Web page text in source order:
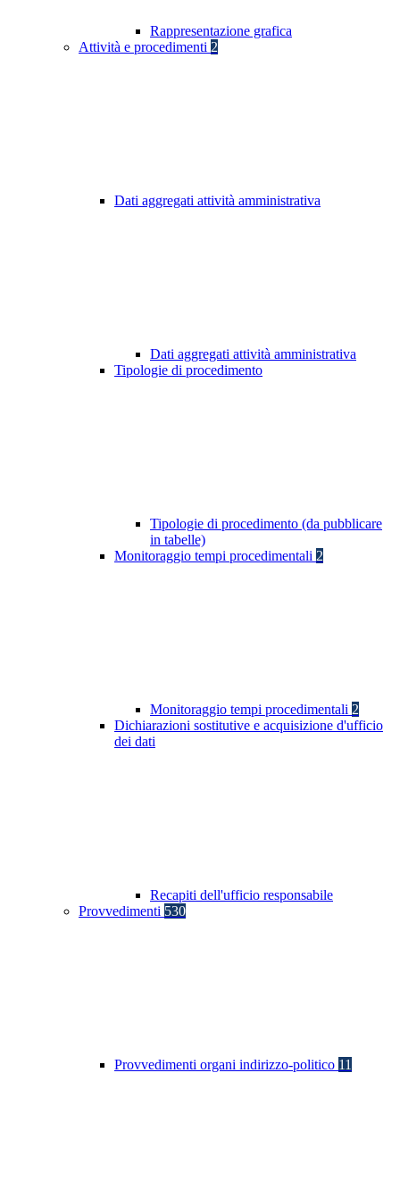
Rappresentazione grafica
Attività e procedimenti 2
Dati aggregati attività amministrativa
Dati aggregati attività amministrativa
Tipologie di procedimento
Tipologie di procedimento (da pubblicare
in tabelle)
Monitoraggio tempi procedimentali 2
Monitoraggio tempi procedimentali 2
Dichiarazioni sostitutive e acquisizione d'ufficio
dei dati
Recapiti dell'ufficio responsabile
Provvedimenti 530
Provvedimenti organi indirizzo-politico 11